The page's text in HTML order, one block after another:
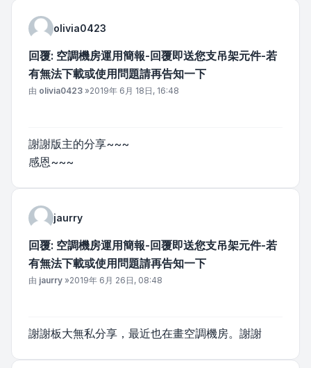
olivia0423
回覆: 空調機房運用簡報-回覆即送您支吊架元件-若
有無法下載或使用問題請再告知一下
文章
由 olivia0423 »2019年 6月 18日, 16:48
謝謝版主的分享~~~
感恩~~~
jaurry
回覆: 空調機房運用簡報-回覆即送您支吊架元件-若
有無法下載或使用問題請再告知一下
文章
由 jaurry »2019年 6月 26日, 08:48
謝謝板大無私分享，最近也在畫空調機房。謝謝